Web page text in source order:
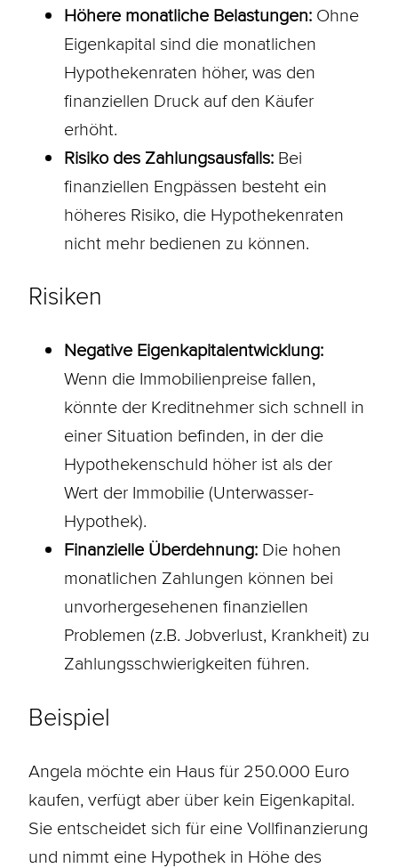
Höhere monatliche Belastungen:Ohne
Eigenkapital sind die monatlichen
Hypothekenraten höher, was den
finanziellen Druck auf den Käufer
erhöht.
Risiko des Zahlungsausfalls:Bei
finanziellen Engpässen besteht ein
höheres Risiko, die Hypothekenraten
nicht mehr bedienen zu können.
Risiken
Negative Eigenkapitalentwicklung:
Wenn die Immobilienpreise fallen,
könnte der Kreditnehmer sich schnell in
einer Situation befinden, in der die
Hypothekenschuld höher ist als der
Wert der Immobilie (Unterwasser-
Hypothek).
Finanzielle Überdehnung:Die hohen
monatlichen Zahlungen können bei
unvorhergesehenen finanziellen
Problemen (z.B. Jobverlust, Krankheit) zu
Zahlungsschwierigkeiten führen.
Beispiel
Angela möchte ein Haus für 250.000 Euro
kaufen, verfügt aber über kein Eigenkapital.
Sie entscheidet sich für eine Vollfinanzierung
und nimmt eine Hypothekin Höhe des